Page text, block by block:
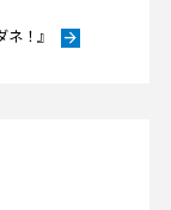
！』 arrow_forward